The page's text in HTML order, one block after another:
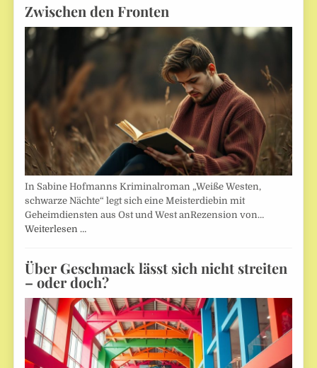
Zwischen den Fronten
In Sabine Hofmanns Kriminalroman „Weiße Westen,
schwarze Nächte“ legt sich eine Meisterdiebin mit
Geheimdiensten aus Ost und West anRezension von…
Weiterlesen …
Über Geschmack lässt sich nicht streiten
– oder doch?